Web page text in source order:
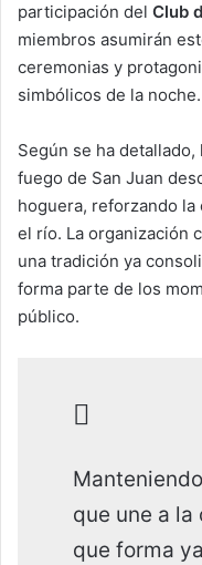
participación del Club
miembros asumirán
ceremonias y
simbólicos de la noche.
Según se ha
fuego de San Juan
hoguera, reforzando
el río. La organización
una tradición ya
forma parte de los
público.
que une a
que forma